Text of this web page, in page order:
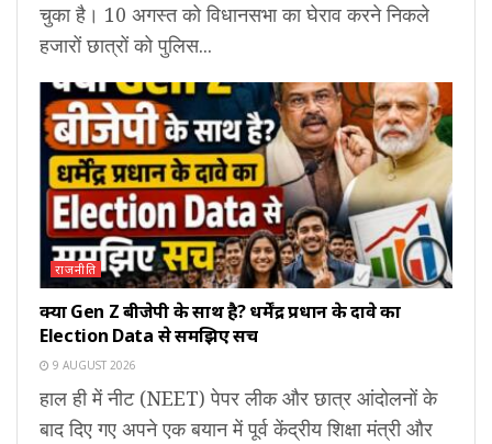
चुका है। 10 अगस्त को विधानसभा का घेराव करने निकले
हजारों छात्रों को पुलिस...
राजनीति
क्या Gen Z बीजेपी के साथ है? धर्मेंद्र प्रधान के दावे का
Election Data से समझिए सच
9 AUGUST 2026
हाल ही में नीट (NEET) पेपर लीक और छात्र आंदोलनों के
बाद दिए गए अपने एक बयान में पूर्व केंद्रीय शिक्षा मंत्री और